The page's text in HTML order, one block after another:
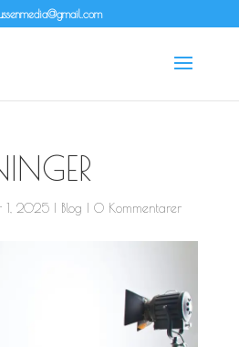
1, 2025| Blog 0 Kommentarer